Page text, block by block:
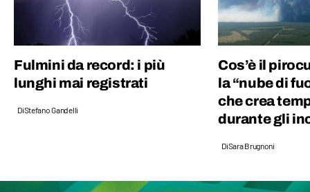
Fulmini da record: i più
lunghi mai registrati
DiStefano Gandelli
Cos’è il
la “nube di
che crea
durante gli
DiSara Brugnoni